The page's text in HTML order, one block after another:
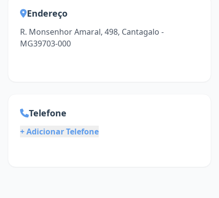
Endereço
R. Monsenhor Amaral, 498, Cantagalo -
MG39703-000
Telefone
+ Adicionar Telefone